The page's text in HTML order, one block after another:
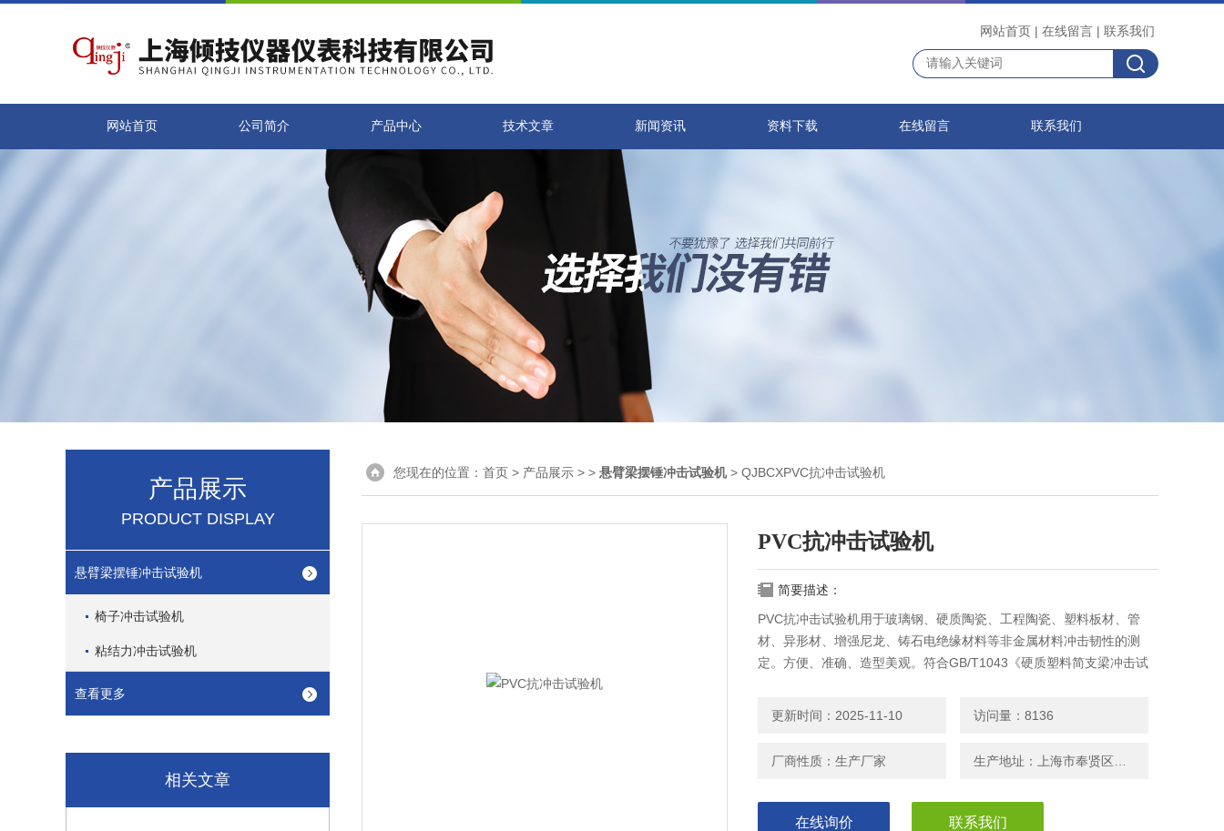
网站首页 | 在线留言 | 联系我们
网站首页 公司简介 产品中心 技术文章 新闻资讯 资料下载 在线留言 联系我们
产品展示
PRODUCT DISPLAY
悬臂梁摆锤冲击试验机
椅子冲击试验机
粘结力冲击试验机
查看更多
相关文章
您现在的位置： 首页 > 产品展示 > > 悬臂梁摆锤冲击试验机> QJBCXPVC抗冲击试验机
PVC抗冲击试验机
简要描述：
PVC抗冲击试验机用于玻璃钢、硬质陶瓷、工程陶瓷、塑料板材、管
材、异形材、增强尼龙、铸石电绝缘材料等非金属材料冲击韧性的测
定。方便、准确、造型美观。符合GB/T1043《硬质塑料简支梁冲击试
更新时间：2025-11-10 访问量：8136
厂商性质：生产厂家
在线询价 联系我们